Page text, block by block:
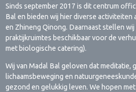
Sinds september 2017 is dit centrum
Bal en bieden wij hier diverse activiteiten
en Zhineng Qinong. Daarnaast stellen
praktijkruimtes beschikbaar voor de
met biologische catering).
Wij van Madal Bal geloven dat meditatie,
lichaamsbeweging en
gezond en gelukkig leven. We hopen